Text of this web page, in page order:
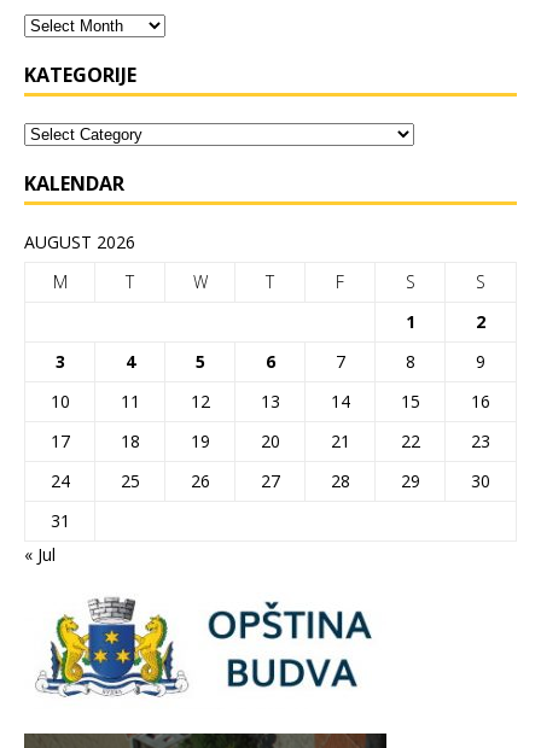
KATEGORIJE
KALENDAR
AUGUST 2026
M
T W T F S
S
1
2
3
4 5 6 7 8
9
10
11 12 13 14 15
16
17
18 19 20 21 22
23
24
25 26 27 28 29
30
31
« Jul